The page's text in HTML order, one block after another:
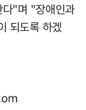
다"며 "장애인과
되도록 하겠